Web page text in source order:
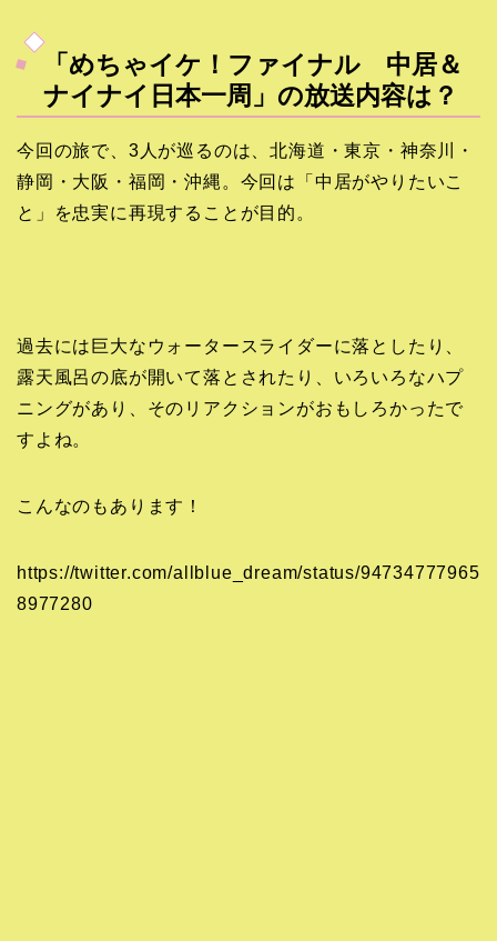
「めちゃイケ！ファイナル 中居＆
ナイナイ日本一周」の放送内容は？
今回の旅で、3人が巡るのは、北海道・東京・神奈川・
静岡・大阪・福岡・沖縄。今回は「中居がやりたいこ
と」を忠実に再現することが目的。
過去には巨大なウォータースライダーに落としたり、
露天風呂の底が開いて落とされたり、いろいろなハプ
ニングがあり、そのリアクションがおもしろかったで
すよね。
こんなのもあります！
https://twitter.com/allblue_dream/status/94734777965
8977280